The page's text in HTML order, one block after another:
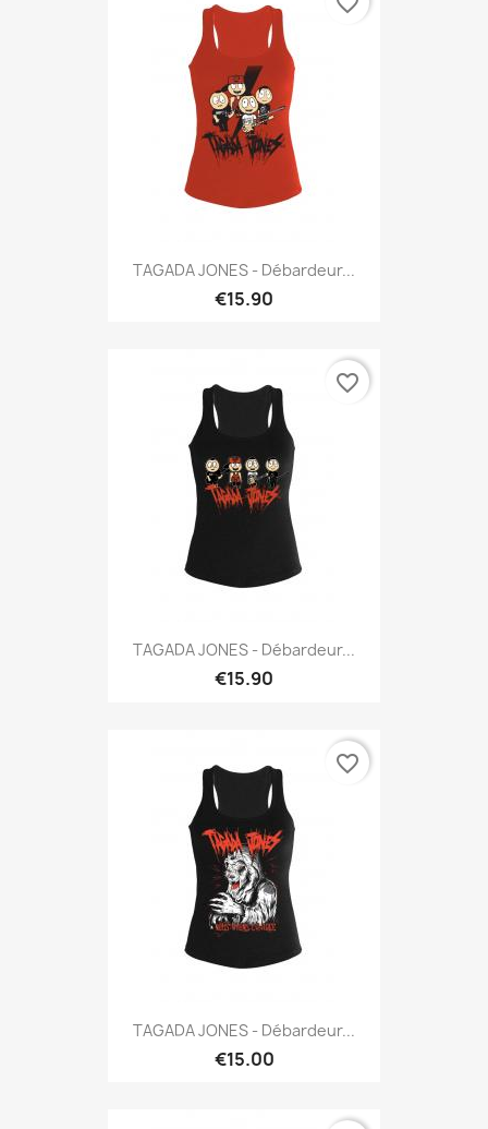
TAGADA JONES - Débardeur...
€15.90
TAGADA JONES - Débardeur...
€15.90
favorite_border
TAGADA JONES - Débardeur...
€15.00
favorite_border